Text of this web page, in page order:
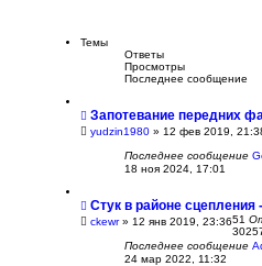
Темы
Ответы
Просмотры
Последнее сообщение
Запотевание передних
yudzin1980 » 12 фев 2019,
Последнее сообщение
18 ноя 2024, 17:01
Стук в районе
ckewr» 12 янв 2019, 23:3651
Последнее сообщение
24 мар 2022, 11:32